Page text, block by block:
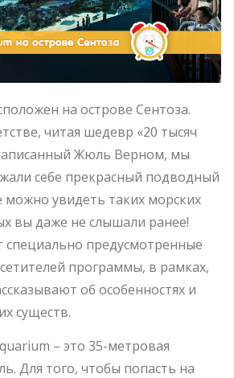
на острове Сентоза.
читая шедевр «20 тысяч
Жюль Верном, мы
себе прекрасный подводный
можно увидеть таких морских
вы даже не слышали ранее!
специально предусмотренные
программы, в рамках,
об особенностях и
существ.
– это 35-метровая
Для того, чтобы попасть на